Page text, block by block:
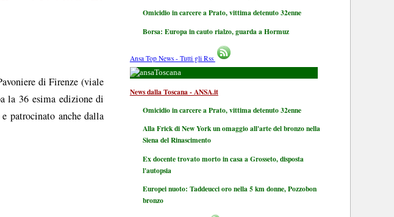
di Firenze (viale
la 36 esima edizione di
patrocinato anche dalla
Omicidio in carcere a Prato, vittima detenuto 32enne
Borsa: Europa in cauto rialzo, guarda a Hormuz
Ansa Top News - Tutti gli Rss
Toscana
News dalla Toscana - ANSA.it
Omicidio in carcere a Prato, vittima detenuto 32enne
Alla Frick di New York un omaggio all'arte del bronzo nella
Siena del Rinascimento
Ex docente trovato morto in casa a Grosseto, disposta
l'autopsia
Europei nuoto: Taddeucci oro nella 5 km donne, Pozzobon
bronzo